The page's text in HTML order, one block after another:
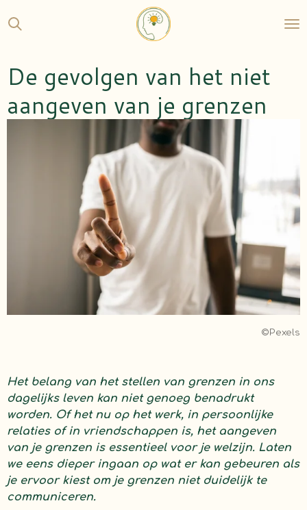
direct
hoofdinhoud
De gevolgen van het niet
aangeven van je grenzen
©Pexels
Het belang van het stellen van grenzen in ons
dagelijks leven kan niet genoeg benadrukt
worden. Of het nu op het werk, in persoonlijke
relaties of in vriendschappen is, het aangeven
van je grenzen is essentieel voor je welzijn. Laten
we eens dieper ingaan op wat er kan gebeuren als
je ervoor kiest om je grenzen niet duidelijk te
communiceren.